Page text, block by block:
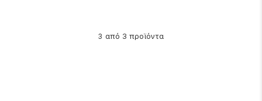
3 από 3 προϊόντα